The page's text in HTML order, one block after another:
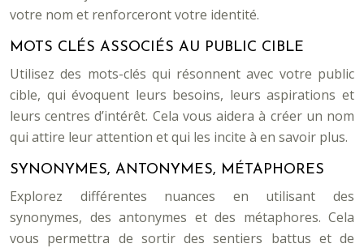
votre nom et renforceront votre identité.
MOTS CLÉS ASSOCIÉS AU PUBLIC CIBLE
Utilisez des mots-clés qui résonnent avec votre public
cible, qui évoquent leurs besoins, leurs aspirations et
leurs centres d’intérêt. Cela vous aidera à créer un nom
qui attire leur attention et qui les incite à en savoir plus.
SYNONYMES, ANTONYMES, MÉTAPHORES
Explorez différentes nuances en utilisant des
synonymes, des antonymes et des métaphores. Cela
vous permettra de sortir des sentiers battus et de